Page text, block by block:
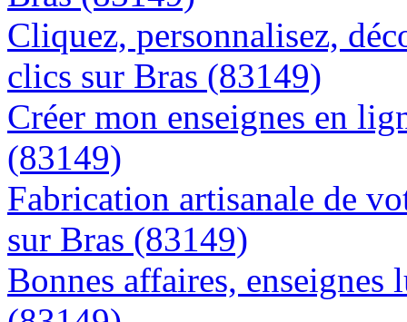
Cliquez, personnalisez,
clics sur Bras (83149)
Créer mon enseignes en
(83149)
Fabrication artisanale de
sur Bras (83149)
Bonnes affaires, enseignes